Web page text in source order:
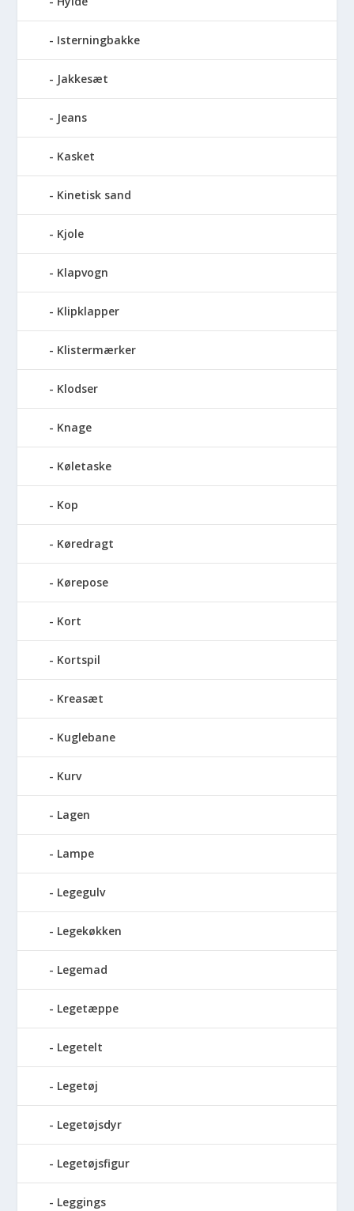
Isterningbakke
Jakkesæt
Jeans
Kasket
Kinetisk sand
Kjole
Klapvogn
Klipklapper
Klistermærker
Klodser
Knage
Køletaske
Kop
Køredragt
Kørepose
Kort
Kortspil
Kreasæt
Kuglebane
Kurv
Lagen
Lampe
Legegulv
Legekøkken
Legemad
Legetæppe
Legetelt
Legetøj
Legetøjsdyr
Legetøjsfigur
Leggings